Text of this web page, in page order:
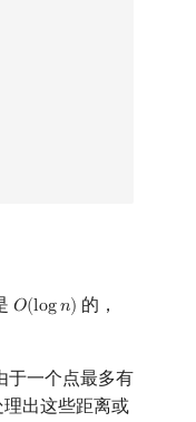
𝑂(log𝑛)
O(logn) 的，
于一个点最多有
理出这些距离或